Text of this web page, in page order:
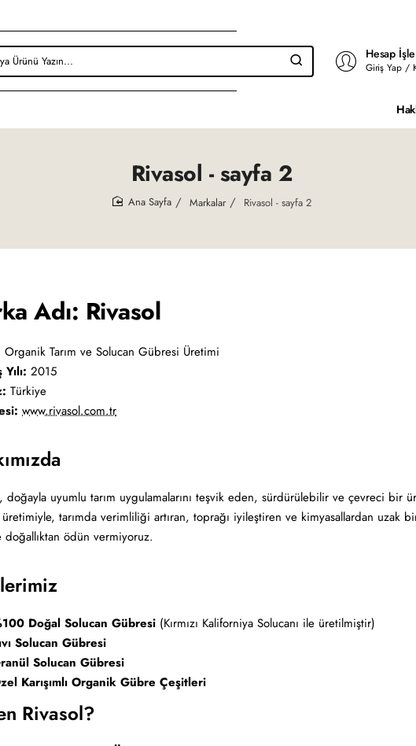
Hesap
Giriş Yap /
Rivasol - sayfa 2
Markalar Rivasol - sayfa 2
Adı: Rivasol
Organik Tarım ve Solucan Gübresi Üretimi
2015
Türkiye
www.rivasol.com.tr
, doğayla uyumlu tarım uygulamalarını teşvik eden, sürdürülebilir ve çevreci bir
tarımda verimliliği artıran, toprağı iyileştiren ve kimyasallardan uzak
doğallıktan ödün vermiyoruz.
Doğal Solucan Gübresi (Kırmızı Kaliforniya Solucanı ile üretilmiştir)
Solucan Gübresi
Solucan Gübresi
Karışımlı Organik Gübre Çeşitleri
Rivasol?